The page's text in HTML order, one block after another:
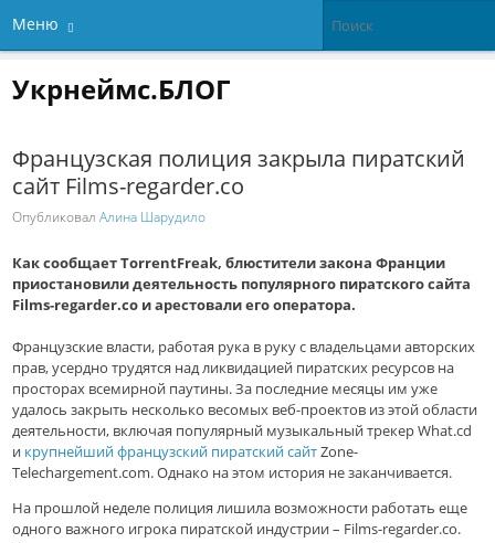
Меню
Укрнеймс.БЛОГ
Французская полиция закрыла пиратский
сайт Films-regarder.co
ОпубликовалАлина Шарудило
Как сообщает TorrentFreak, блюстители закона Франции
приостановили деятельность популярного пиратского сайта
Films-regarder.co и арестовали его оператора.
Французские власти, работая рука в руку с владельцами авторских
прав, усердно трудятся над ликвидацией пиратских ресурсов на
просторах всемирной паутины. За последние месяцы им уже
удалось закрыть несколько весомых веб-проектов из этой области
деятельности, включая популярный музыкальный трекер What.cd
и крупнейший французский пиратский сайтZone-
Telechargement.com. Однако на этом история не заканчивается.
На прошлой неделе полиция лишила возможности работать еще
одного важного игрока пиратской индустрии – Films-regarder.co.